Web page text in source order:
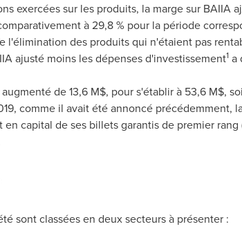
exercées sur les produits, la marge sur BAIIA
à 29,8 % pour la période
l'élimination des produits qui n'étaient pas
ajusté moins les dépenses d'investissement1a
de 13,6 M$, pour s'établir à 53,6 M$,
comme il avait été annoncé
en capital de ses billets garantis de premier
sont classées en deux secteurs à présenter :